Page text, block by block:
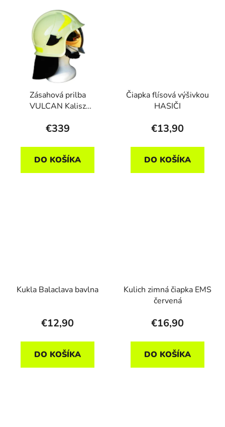
Zásahová prilba
VULCAN Kalisz
€339
DO KOŠÍKA
Čiapka flísová výšivkou
HASIČI
€13,90
DO KOŠÍKA
Kukla Balaclava bavlna
€12,90
DO KOŠÍKA
Kulich zimná čiapka EMS
červená
€16,90
DO KOŠÍKA